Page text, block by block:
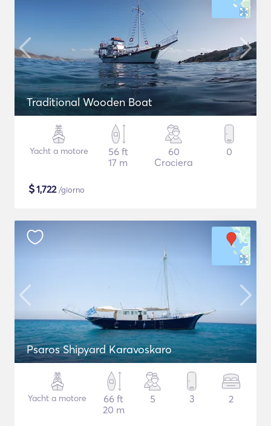
Traditional Wooden Boat
Yacht a motore
56 ft
17 m
60
Crociera
0
$1,722/giorno
Psaros Shipyard Karavoskaro
Yacht a motore
66 ft
20 m
5 3 2